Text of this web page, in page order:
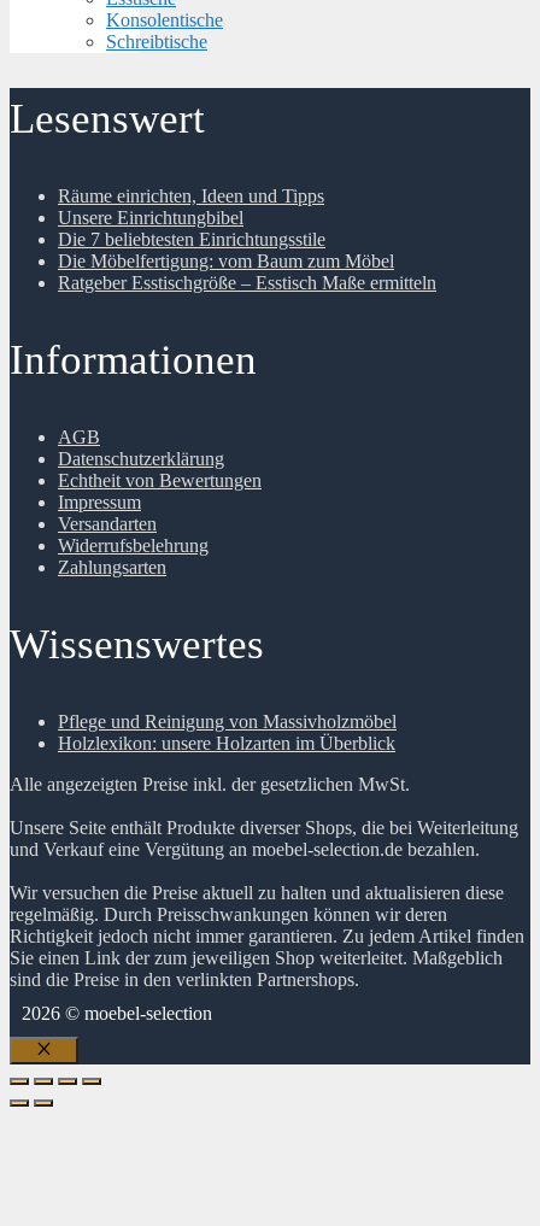
Konsolentische
Schreibtische
Lesenswert
Räume einrichten, Ideen und Tipps
Unsere Einrichtungbibel
Die 7 beliebtesten Einrichtungsstile
Die Möbelfertigung: vom Baum zum Möbel
Ratgeber Esstischgröße – Esstisch Maße ermitteln
Informationen
AGB
Datenschutzerklärung
Echtheit von Bewertungen
Impressum
Versandarten
Widerrufsbelehrung
Zahlungsarten
Wissenswertes
Pflege und Reinigung von Massivholzmöbel
Holzlexikon: unsere Holzarten im Überblick
Alle angezeigten Preise inkl. der gesetzlichen MwSt.
Unsere Seite enthält Produkte diverser Shops, die bei Weiterleitung
und Verkauf eine Vergütung an moebel-selection.de bezahlen.
Wir versuchen die Preise aktuell zu halten und aktualisieren diese
regelmäßig. Durch Preisschwankungen können wir deren
Richtigkeit jedoch nicht immer garantieren. Zu jedem Artikel finden
Sie einen Link der zum jeweiligen Shop weiterleitet. Maßgeblich
sind die Preise in den verlinkten Partnershops.
2026 © moebel-selection
Schließen